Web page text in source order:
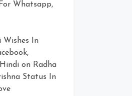
Whatsapp,
In
on Radha
Status In